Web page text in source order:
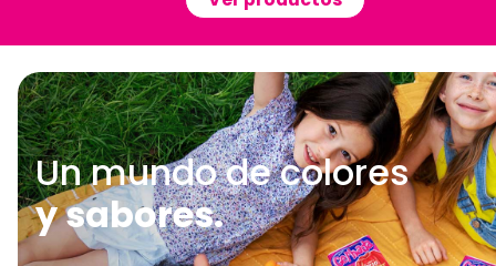
Un mundo de colores
y sabores.